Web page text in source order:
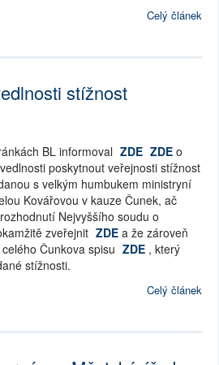
Celý článek
stížnost
BL informoval ZDE ZDE o
poskytnout veřejnosti stížnost
s velkým humbukem ministryní
Kovářovou v kauze Čunek, ač
Nejvyššího soudu o
zveřejnit ZDE a že zároveň
Čunkova spisu ZDE , který
stížnosti.
Celý článek